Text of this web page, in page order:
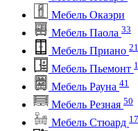
Мебель Окаэри
Мебель Паола 33
Мебель Приано 21
Мебель Пьемонт
Мебель Рауна 41
Мебель Резная 50
Мебель Стюард 17